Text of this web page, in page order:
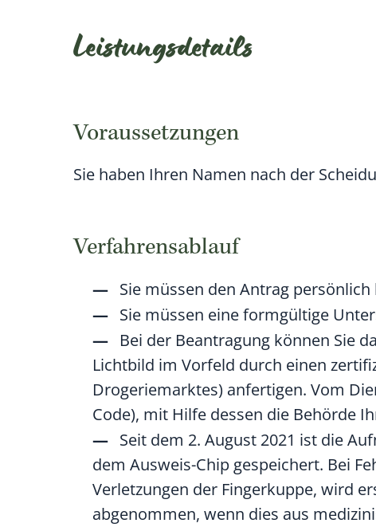
Leistungsdetails
Voraussetzungen
Sie haben Ihren Namen nach der
Verfahrensablauf
Sie müssen den Antrag
Sie müssen eine formgültige
Bei der Beantragung können Sie
Lichtbild im Vorfeld durch einen
Drogeriemarktes) anfertigen. Vom
Code), mit Hilfe dessen die Behörde
Seit dem 2. August 2021 ist die
dem Ausweis-Chip gespeichert. Bei
Verletzungen der Fingerkuppe, wird
abgenommen, wenn dies aus